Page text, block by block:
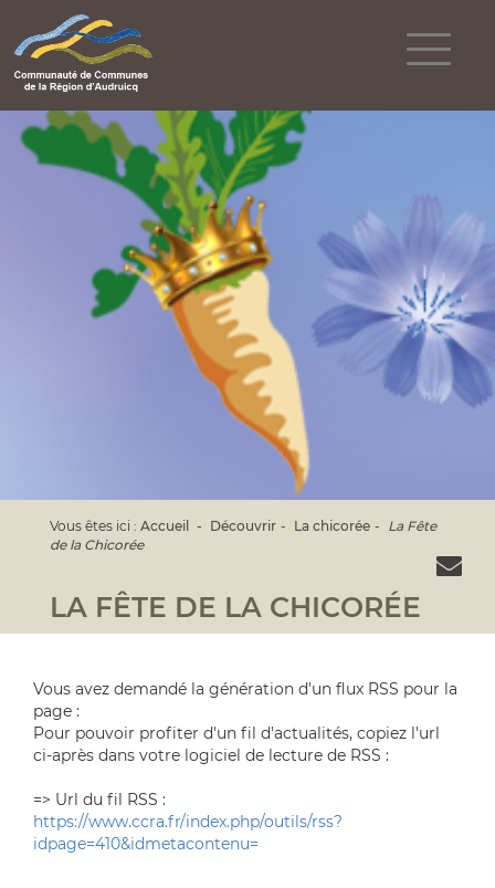
Vous êtes ici : Accueil Découvrir La chicorée
La Fête
de la Chicorée
LA FÊTE DE LA CHICORÉE
Vous avez demandé la génération d'un flux RSS pour la
page :
Pour pouvoir profiter d'un fil d'actualités, copiez l'url
ci-après dans votre logiciel de lecture de RSS :
=> Url du fil RSS :
https://www.ccra.fr/index.php/outils/rss?
idpage=410&idmetacontenu=